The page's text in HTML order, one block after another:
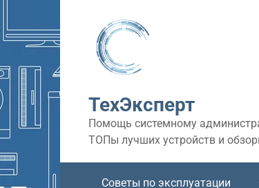
контенту
ТехЭксперт
Помощь системному
ТОПы лучших устройств и
Советы по эксплуатации